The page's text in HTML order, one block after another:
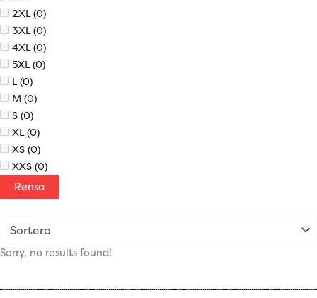
2XL (0)
3XL (0)
4XL (0)
5XL (0)
L (0)
M (0)
S (0)
XL (0)
XS (0)
XXS (0)
Rensa
Sorry, no results found!